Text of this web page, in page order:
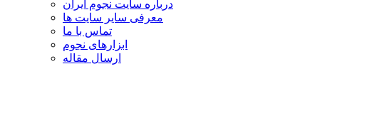
درباره سایت نجوم ایران
معرفی سایر سایت ها
تماس با ما
ابزارهای نجوم
ارسال مقاله